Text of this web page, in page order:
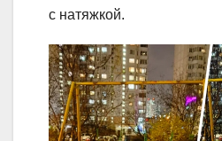
с натяжкой.